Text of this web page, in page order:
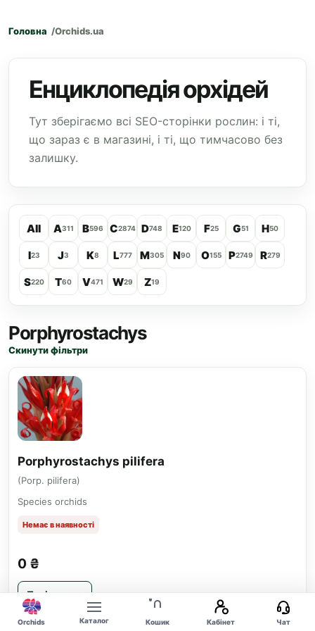
Головна Orchids.ua
Енциклопедія орхідей
Тут зберігаємо всі SEO-сторінки рослин: і ті,
що зараз є в магазині, і ті, що тимчасово без
залишку.
All A311 B596 C2874 D748 E120 F25 G51 H50
I23 J3 K8 L777 M305 N90 O155 P2749 R279
S220 T60 V471 W29 Z19
Porphyrostachys
Скинути фільтри
Porphyrostachys pilifera
(Porp. pilifera)
Species orchids
Немає в наявності
0 ₴
Повідомити
Orchids Каталог Кошик Кабінет Чат